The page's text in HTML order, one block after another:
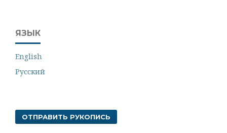
ЯЗЫК
English
Русский
ОТПРАВИТЬ РУКОПИСЬ